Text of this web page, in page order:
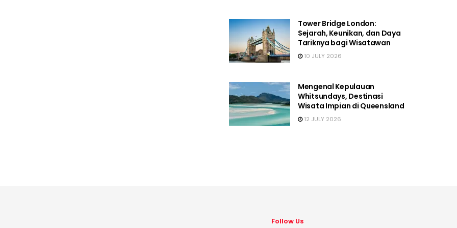
Tower Bridge London:
Sejarah, Keunikan, dan Daya
Tariknya bagi Wisatawan
10 JULY 2026
Mengenal Kepulauan
Whitsundays, Destinasi
Wisata Impian di Queensland
12 JULY 2026
Follow Us